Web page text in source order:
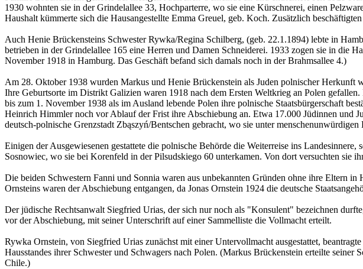
1930 wohnten sie in der Grindelallee 33, Hochparterre, wo sie eine Kürschnerei, einen
Haushalt kümmerte sich die Hausangestellte Emma Greuel, geb. Koch. Zusätzlich
Auch Henie Brückensteins Schwester Rywka/Regina Schilberg, (geb. 22.1.1894) lebte in
betrieben in der Grindelallee 165 eine Herren und Damen Schneiderei. 1933 zogen sie in die
November 1918 in Hamburg. Das Geschäft befand sich damals noch in der Brahmsallee 4.)
Am 28. Oktober 1938 wurden Markus und Henie Brückenstein als Juden polnischer Herkunft
Ihre Geburtsorte im Distrikt Galizien waren 1918 nach dem Ersten Weltkrieg an Polen
bis zum 1. November 1938 als im Ausland lebende Polen ihre polnische Staatsbürgerschaft
Heinrich Himmler noch vor Ablauf der Frist ihre Abschiebung an. Etwa 17.000 Jüdinnen und
deutsch-polnische Grenzstadt Zbąszyń/Bentschen gebracht, wo sie unter
Einigen der Ausgewiesenen gestattete die polnische Behörde die Weiterreise ins
Sosnowiec, wo sie bei Korenfeld in der Pilsudskiego 60 unterkamen. Von dort versuchten
Die beiden Schwestern Fanni und Sonnia waren aus unbekannten Gründen ohne ihre Eltern
Ornsteins waren der Abschiebung entgangen, da Jonas Ornstein 1924 die deutsche
Der jüdische Rechtsanwalt Siegfried Urias, der sich nur noch als "Konsulent" bezeichnen
vor der Abschiebung, mit seiner Unterschrift auf einer Sammelliste die Vollmacht erteilt.
Rywka Ornstein, von Siegfried Urias zunächst mit einer Untervollmacht ausgestattet,
Hausstandes ihrer Schwester und Schwagers nach Polen. (Markus Brückenstein erteilte
Chile.)